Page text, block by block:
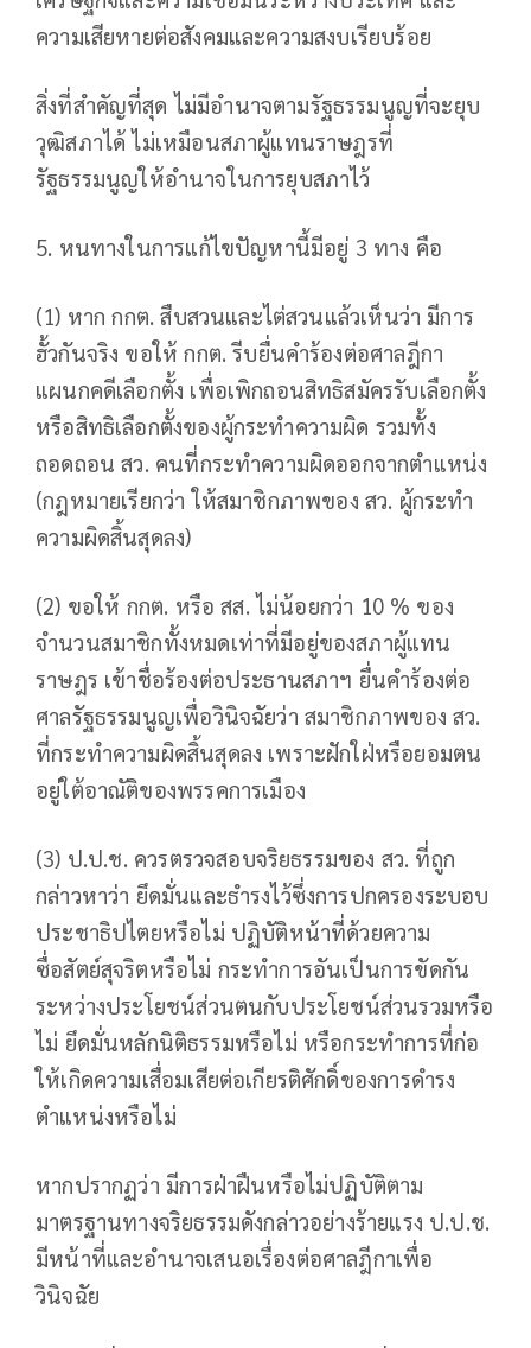
ความเสียหายต่อสังคมและความสงบเรียบร้อย
สิ่งที่สำคัญที่สุด ไม่มีอำนาจตามรัฐธรรมนูญที่จะยุบ
วุฒิสภาได้ ไม่เหมือนสภาผู้แทนราษฎรที่
รัฐธรรมนูญให้อำนาจในการยุบสภาไว้
5. หนทางในการแก้ไขปัญหานี้มีอยู่ 3 ทาง คือ
(1) หาก กกต. สืบสวนและไต่สวนแล้วเห็นว่า มีการ
ฮั้วกันจริง ขอให้ กกต. รีบยื่นคำร้องต่อศาลฎีกา
แผนกคดีเลือกตั้ง เพื่อเพิกถอนสิทธิสมัครรับเลือกตั้ง
หรือสิทธิเลือกตั้งของผู้กระทำความผิด รวมทั้ง
ถอดถอน สว. คนที่กระทำความผิดออกจากตำแหน่ง
(กฎหมายเรียกว่า ให้สมาชิกภาพของ สว. ผู้กระทำ
ความผิดสิ้นสุดลง)
(2) ขอให้ กกต. หรือ สส. ไม่น้อยกว่า 10 % ของ
จำนวนสมาชิกทั้งหมดเท่าที่มีอยู่ของสภาผู้แทน
ราษฎร เข้าชื่อร้องต่อประธานสภาฯ ยื่นคำร้องต่อ
ศาลรัฐธรรมนูญเพื่อวินิจฉัยว่า สมาชิกภาพของ สว.
ที่กระทำความผิดสิ้นสุดลง เพราะฝักใฝ่หรือยอมตน
อยู่ใต้อาณัติของพรรคการเมือง
(3) ป.ป.ช. ควรตรวจสอบจริยธรรมของ สว. ที่ถูก
กล่าวหาว่า ยึดมั่นและธำรงไว้ซึ่งการปกครองระบอบ
ประชาธิปไตยหรือไม่ ปฏิบัติหน้าที่ด้วยความ
ซื่อสัตย์สุจริตหรือไม่ กระทำการอันเป็นการขัดกัน
ระหว่างประโยชน์ส่วนตนกับประโยชน์ส่วนรวมหรือ
ไม่ ยึดมั่นหลักนิติธรรมหรือไม่ หรือกระทำการที่ก่อ
ให้เกิดความเสื่อมเสียต่อเกียรติศักดิ์ของการดำรง
ตำแหน่งหรือไม่
หากปรากฏว่า มีการฝ่าฝืนหรือไม่ปฏิบัติตาม
มาตรฐานทางจริยธรรมดังกล่าวอย่างร้ายแรง ป.ป.ช.
มีหน้าที่และอำนาจเสนอเรื่องต่อศาลฎีกาเพื่อ
วินิจฉัย